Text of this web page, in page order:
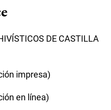
DE CASTILLA
impresa)
en línea)